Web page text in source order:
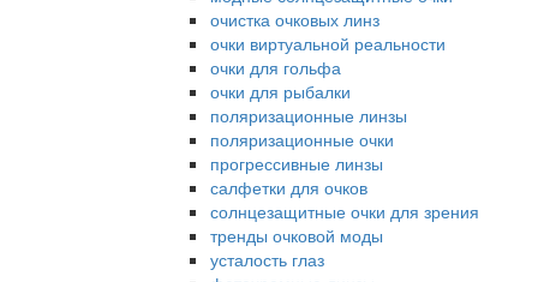
очистка очковых линз
очки виртуальной реальности
очки для гольфа
очки для рыбалки
поляризационные линзы
поляризационные очки
прогрессивные линзы
салфетки для очков
солнцезащитные очки для зрения
тренды очковой моды
усталость глаз